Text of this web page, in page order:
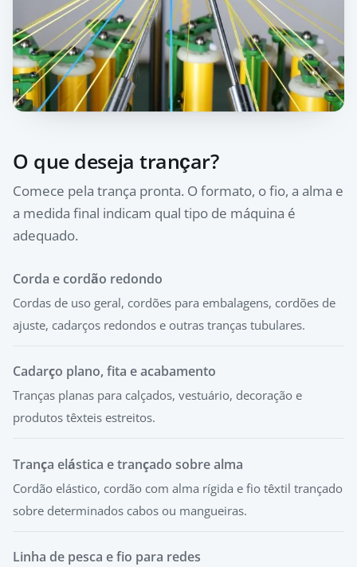
O que deseja trançar?
Comece pela trança pronta. O formato, o fio, a alma e
a medida final indicam qual tipo de máquina é
adequado.
Corda e cordão redondo
Cordas de uso geral, cordões para embalagens, cordões de
ajuste, cadarços redondos e outras tranças tubulares.
Cadarço plano, fita e acabamento
Tranças planas para calçados, vestuário, decoração e
produtos têxteis estreitos.
Trança elástica e trançado sobre alma
Cordão elástico, cordão com alma rígida e fio têxtil trançado
sobre determinados cabos ou mangueiras.
Linha de pesca e fio para redes